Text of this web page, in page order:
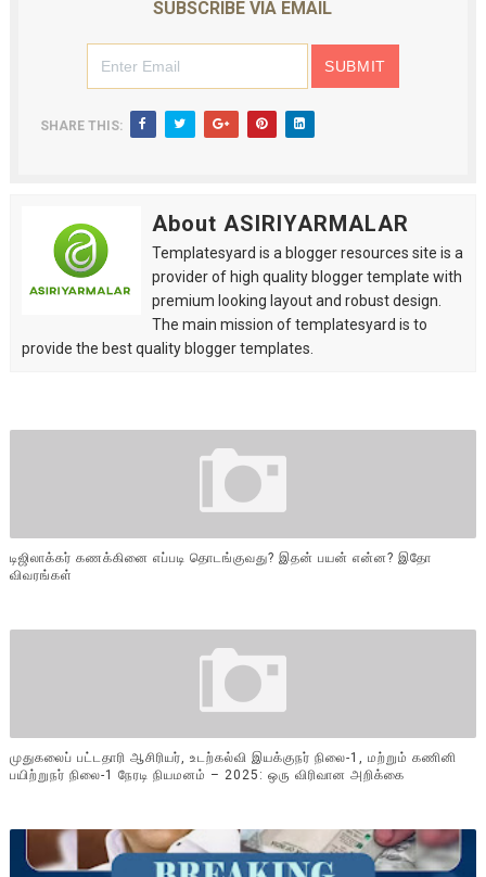
SUBSCRIBE VIA EMAIL
SHARE THIS:
About ASIRIYARMALAR
Templatesyard is a blogger resources site is a
provider of high quality blogger template with
premium looking layout and robust design.
The main mission of templatesyard is to
provide the best quality blogger templates.
டிஜிலாக்கர் கணக்கினை எப்படி தொடங்குவது? இதன் பயன் என்ன? இதோ
விவரங்கள்
முதுகலைப் பட்டதாரி ஆசிரியர், உடற்கல்வி இயக்குநர் நிலை-1, மற்றும் கணினி
பயிற்றுநர் நிலை-1 நேரடி நியமனம் – 2025: ஒரு விரிவான அறிக்கை